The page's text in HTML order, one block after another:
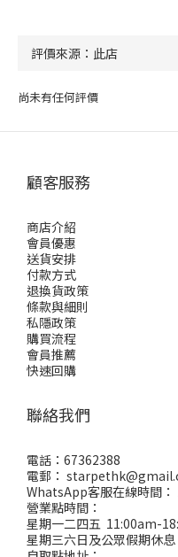
尚未有任何評價
顧客服務
商店介紹
會員優惠
送貨安排
付款方式
退換貨政策
條款與細則
私隱政策
購買流程
會員推薦
快速回購
聯絡我們
電話：67362388
電郵：
WhatsApp客服在線時間
營業點時間：
星期一二四五 11:00am-
星期三六日及公眾假期休息